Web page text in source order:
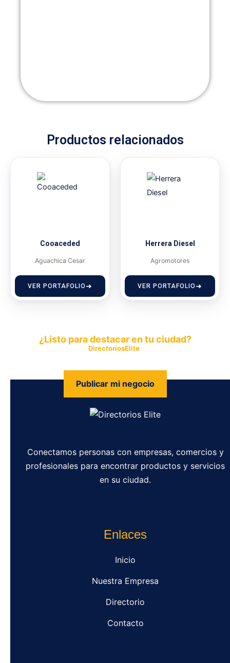
Productos relacionados
Cooaceded
Aguachica Cesar
VER PORTAFOLIO
Herrera Diesel
Agromotores
VER PORTAFOLIO
¿Listo para destacar en tu ciudad?
DirectoriosElite
Publicar mi negocio
Conectamos personas con empresas, comercios y
profesionales para encontrar productos y servicios
en su ciudad.
Enlaces
Inicio
Nuestra Empresa
Directorio
Contacto